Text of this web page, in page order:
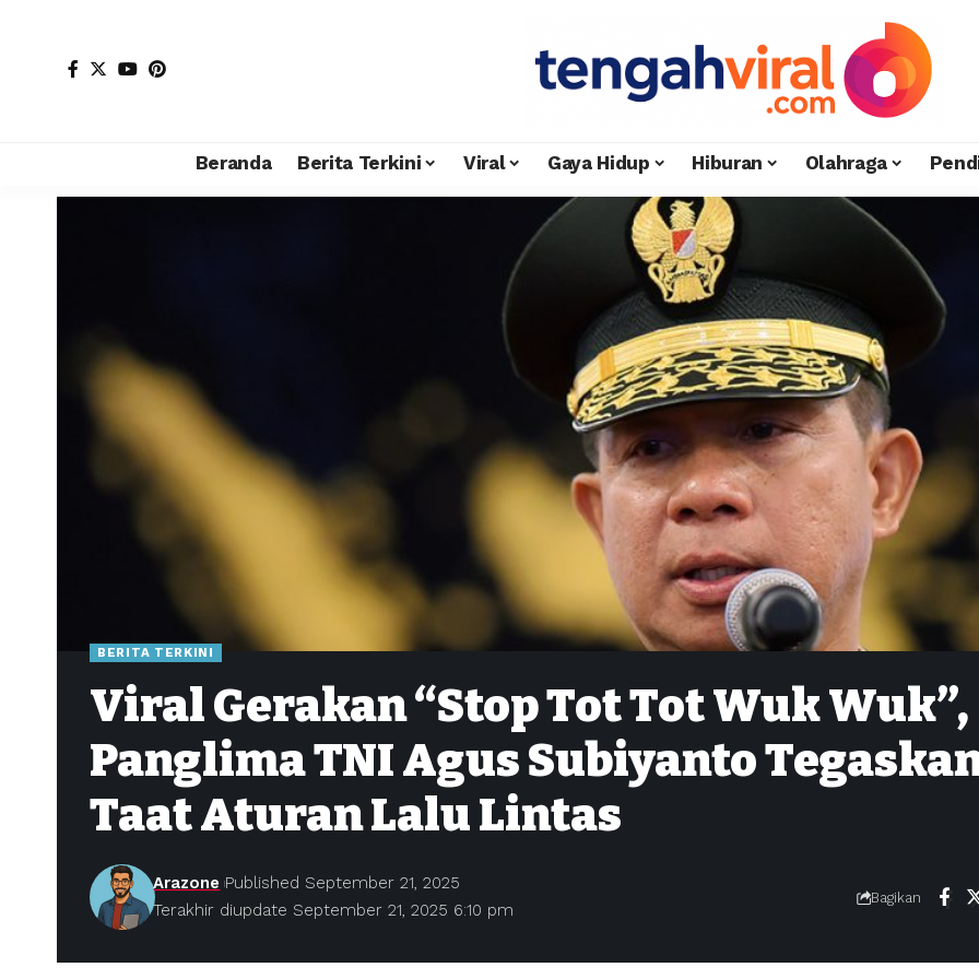
Beranda Berita Terkini Viral Gaya Hidup Hiburan Olahraga
BERITA TERKINI
Viral Gerakan “Stop Tot Tot Wuk Wuk”,
Panglima TNI Agus Subiyanto
Taat Aturan Lalu Lintas
Terakhir diupdate September 21, 2025 6:10 pm
Arazone Published September 21, 2025
Bagikan